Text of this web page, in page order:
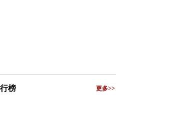
榜 更多>>